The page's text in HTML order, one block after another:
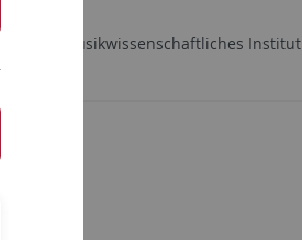
Musikwissenschaftliches Institut